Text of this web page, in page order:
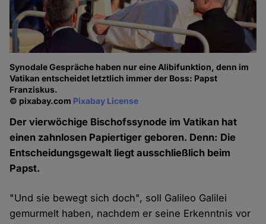
Synodale Gespräche haben nur eine Alibifunktion, denn im
Vatikan entscheidet letztlich immer der Boss: Papst
Franziskus.
© pixabay.com Pixabay License
Der vierwöchige Bischofssynode im Vatikan hat
einen zahnlosen Papiertiger geboren. Denn: Die
Entscheidungsgewalt liegt ausschließlich beim
Papst.
"Und sie bewegt sich doch", soll Galileo Galilei
gemurmelt haben, nachdem er seine Erkenntnis vor